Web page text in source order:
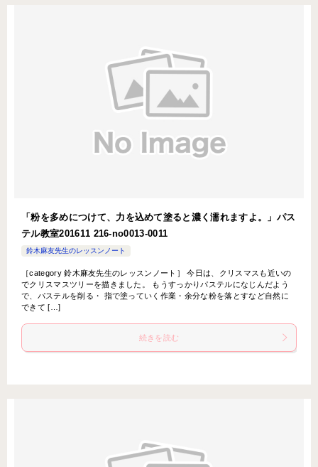
「粉を多めにつけて、力を込めて塗ると濃く濡れますよ。」パス
テル教室201611 216-no0013-0011
鈴木麻友先生のレッスンノート
［category 鈴木麻友先生のレッスンノート］ 今日は、クリスマスも近いの
でクリスマスツリーを描きました。 もうすっかりパステルになじんだよう
で、パステルを削る・ 指で塗っていく作業・余分な粉を落とすなど自然に
できて […]
続きを読む